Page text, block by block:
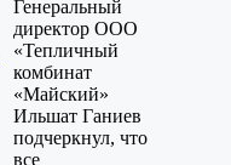
Генеральный
директор ООО
«Тепличный
комбинат
«Майский»
Ильшат Ганиев
подчеркнул, что
все